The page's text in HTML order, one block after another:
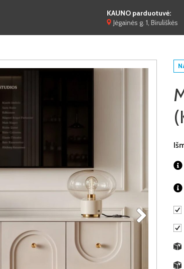
KAUNO parduotuvė:
Jėgainės g. 1, Biruliškės